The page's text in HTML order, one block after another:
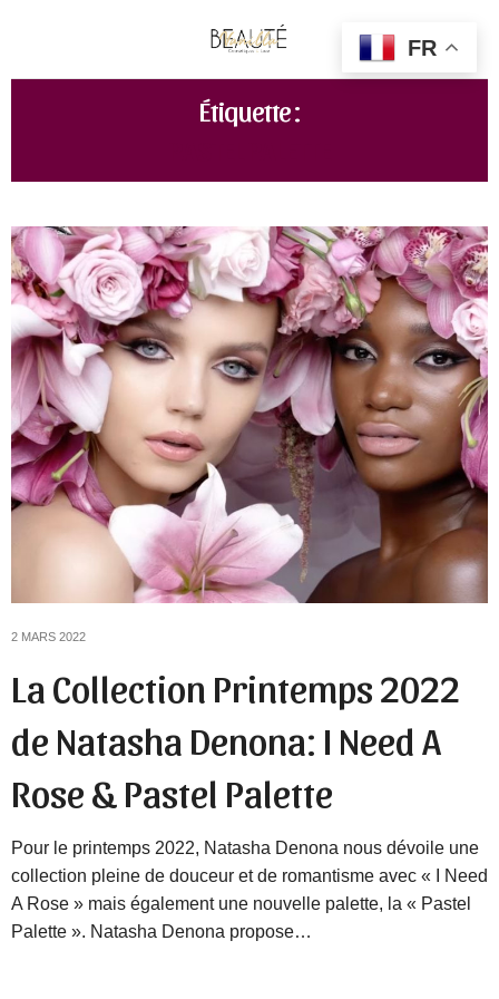
Étiquette :
2 MARS 2022
La Collection Printemps 2022
de Natasha Denona: I Need A
Rose & Pastel Palette
Pour le printemps 2022, Natasha Denona nous dévoile une
collection pleine de douceur et de romantisme avec « I Need
A Rose » mais également une nouvelle palette, la « Pastel
Palette ». Natasha Denona propose…
FR